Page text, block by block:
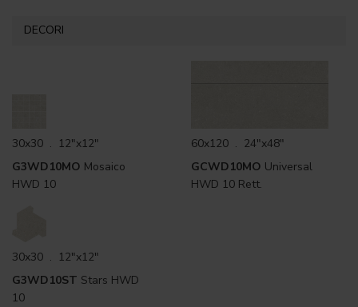
DECORI
30x30 . 12"x12"
G3WD10MO Mosaico
HWD 10
60x120 . 24"x48"
GCWD10MO Universal
HWD 10 Rett.
30x30 . 12"x12"
G3WD10ST Stars HWD
10